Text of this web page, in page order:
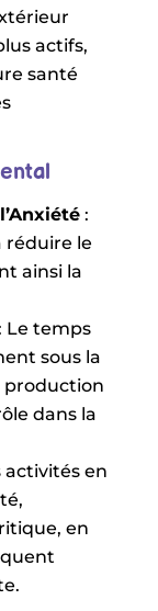
actifs,
santé
:
réduire le
ainsi la
Le temps
sous la
production
dans la
activités en
en